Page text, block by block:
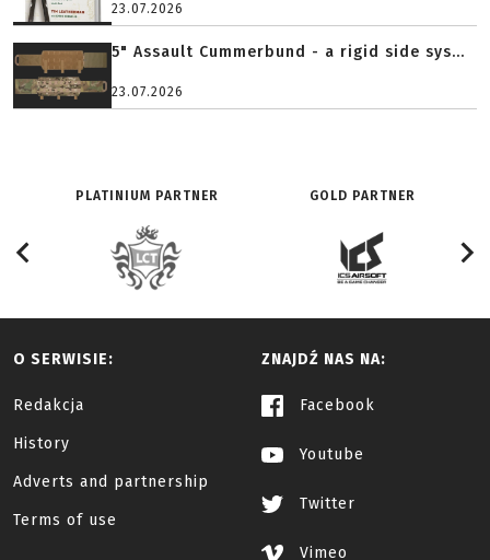
23.07.2026
5" Assault Cummerbund - a rigid side sys...
23.07.2026
PLATINIUM PARTNER GOLD PARTNER
O SERWISIE:
Redakcja
History
Adverts and partnership
Terms of use
ZNAJDŹ NAS NA:
Facebook
Youtube
Twitter
Vimeo